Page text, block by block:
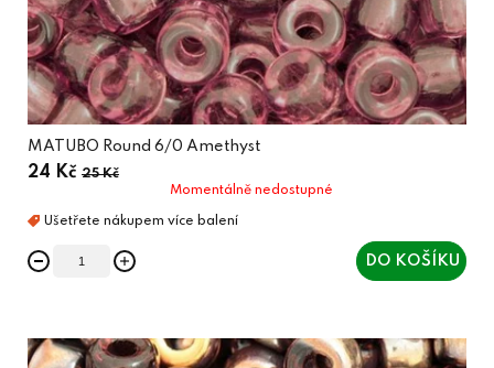
ů
MATUBO Round 6/0 Amethyst
24 Kč 25 Kč
Momentálně nedostupné
DO KOŠÍKU